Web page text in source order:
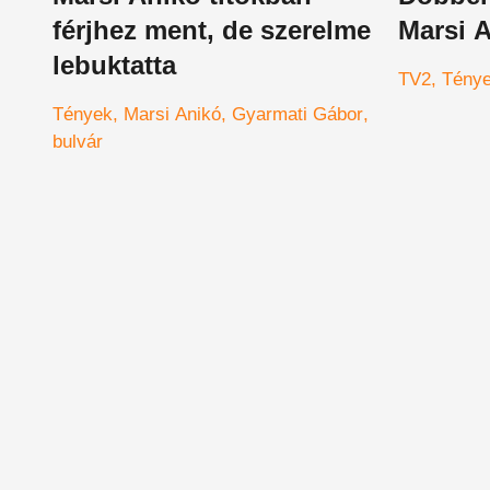
férjhez ment, de szerelme
lebuktatta
Tények Marsi Anikó Gyarmati Gábor
bulvár
Marsi
TV2